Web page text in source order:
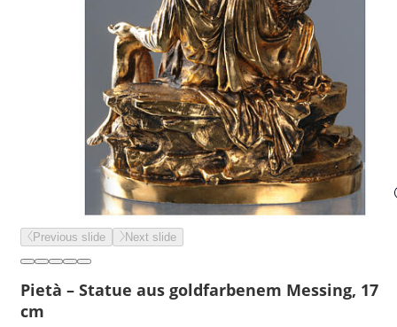
Previous slide Next slide
Pietà – Statue aus goldfarbenem Messing, 17
cm